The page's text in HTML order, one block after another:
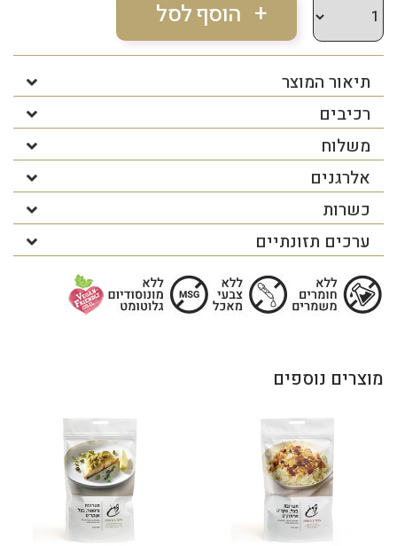
תיאור המוצר
רכיבים
משלוח
אלרגנים
כשרות
ערכים תזונתיים
מוצרים נוספים